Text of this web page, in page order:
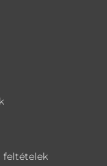
feltételek